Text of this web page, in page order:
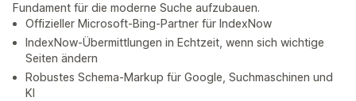
Fundament für die moderne Suche aufzubauen.
Offizieller Microsoft-Bing-Partner für IndexNow
IndexNow-Übermittlungen in Echtzeit, wenn sich wichtige
Seiten ändern
Robustes Schema-Markup für Google, Suchmaschinen und
KI